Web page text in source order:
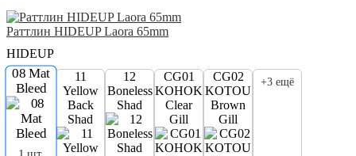
Раттлин HIDEUP Laora 65mm
HIDEUP
08 Mat
Bleed
11
Yellow
Back
Shad
12
Boneless
Shad
CG01
KOHOKU
Clear
Gill
CG02
KOTOU
Brown
Gill
+3 ещё